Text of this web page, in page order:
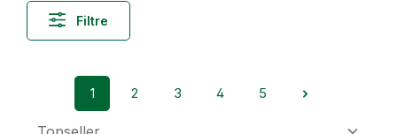
Filtre
Page
1
Page
2
Page
3
Page
4
Page
5